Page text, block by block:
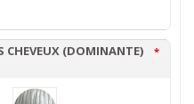
CHEVEUX (DOMINANTE) *